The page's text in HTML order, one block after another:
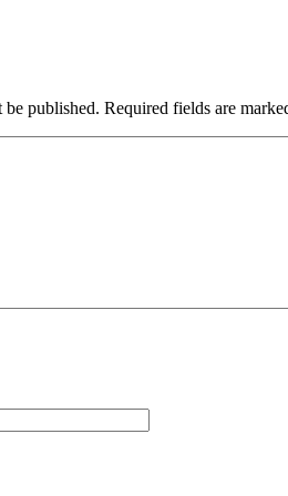
published. Required fields are